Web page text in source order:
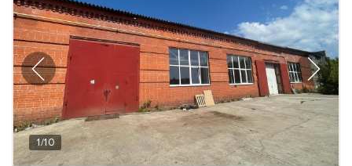
1/10